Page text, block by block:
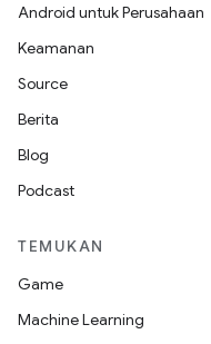
Android untuk Perusahaan
Keamanan
Source
Berita
Blog
Podcast
TEMUKAN
Game
Machine Learning